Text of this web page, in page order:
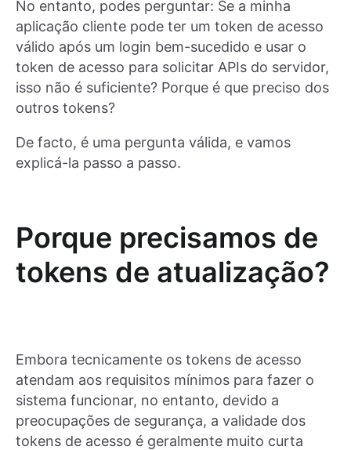
No entanto, podes perguntar: Se a minha
aplicação cliente pode ter um token de acesso
válido após um login bem-sucedido e usar o
token de acesso para solicitar APIs do servidor,
isso não é suficiente? Porque é que preciso dos
outros tokens?
De facto, é uma pergunta válida, e vamos
explicá-la passo a passo.
Porque precisamos de
tokens de atualização?
Embora tecnicamente os tokens de acesso
atendam aos requisitos mínimos para fazer o
sistema funcionar, no entanto, devido a
preocupações de segurança, a validade dos
tokens de acesso é geralmente muito curta